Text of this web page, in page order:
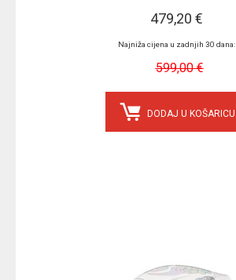
479,20 €
Najniža cijena u zadnjih 30 dana:
599,00 €
DODAJ U KOŠARICU